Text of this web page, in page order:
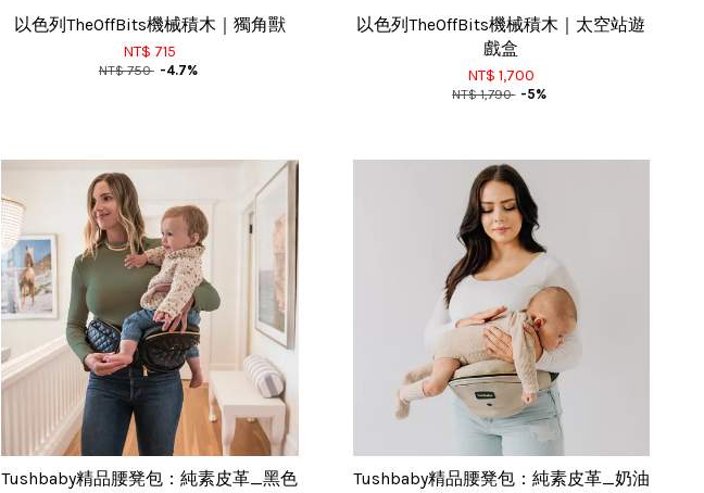
以色列TheOffBits機械積木｜獨角獸
NT$ 715
NT$ 750 -4.7%
以色列TheOffBits機械積木｜太空站遊
戲盒
NT$ 1,700
NT$ 1,790 -5%
Tushbaby精品腰凳包：純素皮革_黑色 Tushbaby精品腰凳包：純素皮革_奶油